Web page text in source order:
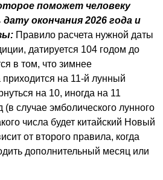
поможет человеку
окончания 2026 года и
Правило расчета нужной даты
датируется 104 годом до
в том, что зимнее
приходится на 11-й лунный
на 10, иногда на 11
случае эмболического лунного
числа будет китайский Новый
от второго правила, когда
дополнительный месяц или